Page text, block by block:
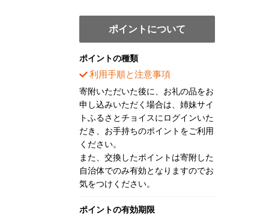
ポイントについて
ポイントの種類
利用手順と注意事項
寄附いただいた後に、お礼の品をお
申し込みいただく場合は、姉妹サイ
トふるさとチョイスにログインいた
だき、お手持ちのポイントをご利用
ください。
また、交換したポイントは寄附した
自治体でのみ有効となりますのでお
気をつけください。
ポイントの有効期限